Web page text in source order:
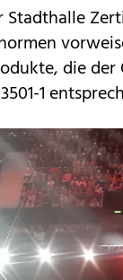
die der
1